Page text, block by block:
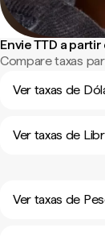
Envie TTD a
Compare taxas
Ver taxas de
Ver taxas de
Ver taxas de